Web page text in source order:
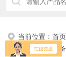
当前位置：首页
程试验仪器设